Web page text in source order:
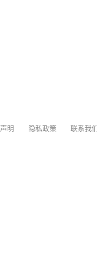
明 隐私政策 联系我们